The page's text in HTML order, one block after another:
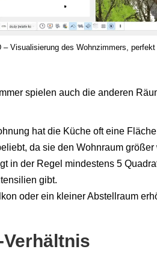
– Visualisierung des Wohnzimmers,
spielen auch die anderen
hat die Küche oft eine
da sie den Wohnraum größer
in der Regel mindestens 5
gibt.
oder ein kleiner Abstellraum